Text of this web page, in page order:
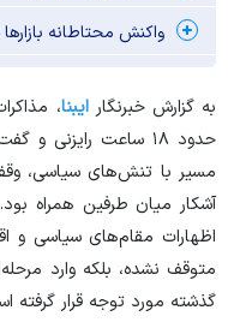
واکنش محتاطانه
به گزارش خبرنگارایبنا،
حدود ۱۸ ساعت
مسیر با تنش‌های سیاسی،
آشکار میان طرفین همراه
اظهارات مقام‌های سیاسی و
متوقف نشده، بلکه وارد
گذشته مورد توجه قرار گرفته